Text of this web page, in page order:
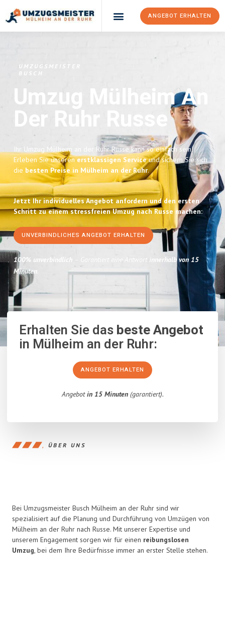
ANGEBOT ERHALTEN
UMZUGSMEISTER
BUSCH
Umzug Mülheim An
Der Ruhr Russe
Ihr Umzug Mülheim an der Ruhr Russe kann so einfach sein!
Erleben Sie unserenerstklassigen Serviceund sichern Sie sich
die besten Preise in Mülheim an der Ruhr.
Jetzt Ihr individuelles Angebot anfordern und den ersten
Schritt zu einem stressfreien Umzug nach Russe machen:
UNVERBINDLICHES ANGEBOT ERHALTEN
100% unverbindlich – Garantiert eine Antwort innerhalb von 15
Minuten.
Erhalten Sie dasbeste Angebot
in Mülheim an der Ruhr:
ANGEBOT ERHALTEN
Angebotin 15 Minuten(garantiert).
ÜBER UNS
Bei Umzugsmeister Busch Mülheim an der Ruhr sind wir
spezialisiert auf die Planung und Durchführung von Umzügen von
Mülheim an der Ruhr nach Russe. Mit unserer Expertise und
unserem Engagement sorgen wir für einen reibungslosen
Umzug, bei dem Ihre Bedürfnisse immer an erster Stelle stehen.